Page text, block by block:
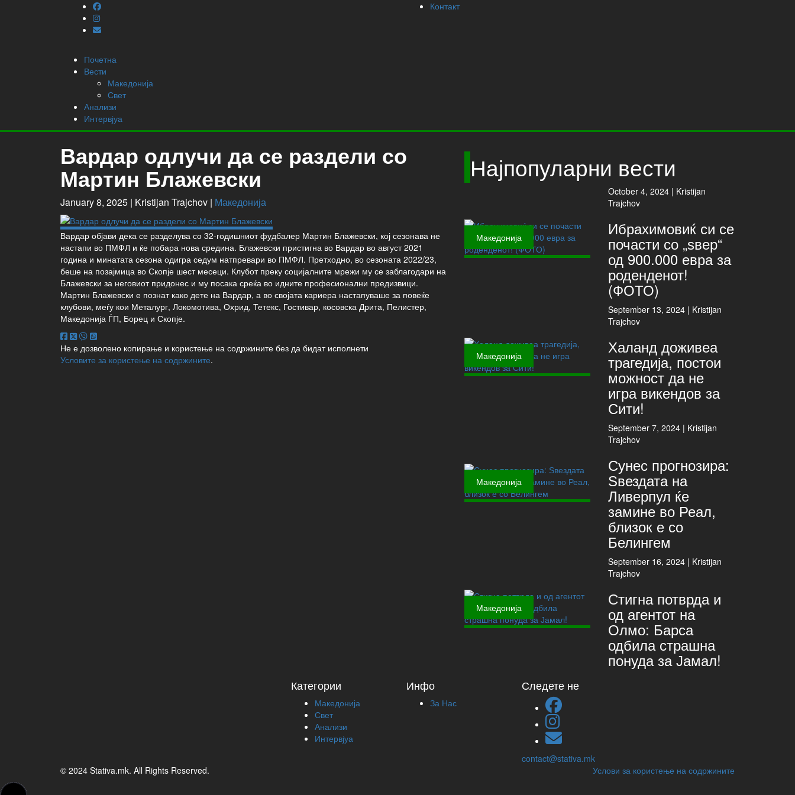
Контакт
Почетна
Вести
Македонија
Свет
Анализи
Интервјуа
Вардар одлучи да се раздели со
Мартин Блажевски
January 8, 2025 | Kristijan Trajchov | Македонија
Вардар објави дека се разделува со 32-годишниот фудбалер Мартин Блажевски, кој сезонава не
настапи во ПМФЛ и ќе побара нова средина. Блажевски пристигна во Вардар во август 2021
година и минатата сезона одигра седум натпревари во ПМФЛ. Претходно, во сезоната 2022/23,
беше на позајмица во Скопје шест месеци. Клубот преку социјалните мрежи му се заблагодари на
Блажевски за неговиот придонес и му посака среќа во идните професионални предизвици.
Мартин Блажевски е познат како дете на Вардар, а во својата кариера настапуваше за повеќе
клубови, меѓу кои Металург, Локомотива, Охрид, Тетекс, Гостивар, косовска Дрита, Пелистер,
Македонија ЃП, Борец и Скопје.
Не е дозволено копирање и користење на содржините без да бидат исполнети
Условите за користење на содржините.
Најпопуларни вести
Македонија
October 4, 2024 | Kristijan
Trajchov
Ибрахимовиќ си се
почасти со „ѕвер“
од 900.000 евра за
роденденот!
(ФОТО)
Македонија
September 13, 2024 | Kristijan
Trajchov
Халанд доживеа
трагедија, постои
можност да не
игра викендов за
Сити!
Македонија
September 7, 2024 | Kristijan
Trajchov
Сунес прогнозира:
Ѕвездата на
Ливерпул ќе
замине во Реал,
близок е со
Белингем
Македонија
September 16, 2024 | Kristijan
Trajchov
Стигна потврда и
од агентот на
Олмо: Барса
одбила страшна
понуда за Јамал!
Категории
Македонија
Свет
Анализи
Интервјуа
Инфо
За Нас
Следете не
contact@stativa.mk
© 2024 Stativa.mk. All Rights Reserved.
Услови за користење на содржините